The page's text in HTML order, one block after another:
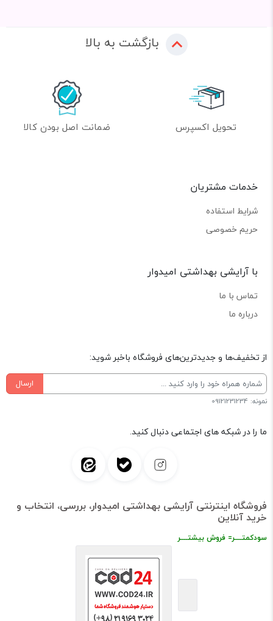
بازگشت به بالا
تحویل اکسپرس ضمانت اصل بودن کالا
خدمات مشتریان
شرایط استفاده
حریم خصوصی
با آرایشی بهداشتی امیدوار
تماس با ما
درباره ما
از تخفیف‌ها و جدیدترین‌های فروشگاه باخبر شوید:
ارسال
نمونه: 09121231234
ما را در شبکه های اجتماعی دنبال کنید.
فروشگاه اینترنتی آرایشی بهداشتی امیدوار، بررسی، انتخاب و
خرید آنلاین
سودکمتــــر= فروش بیشتــــر